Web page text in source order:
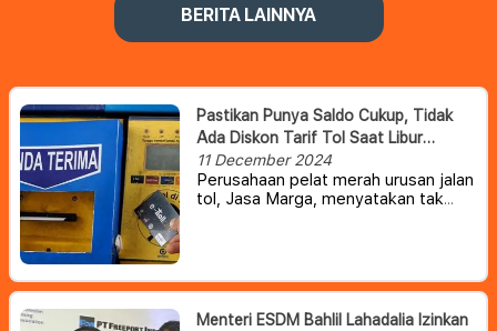
BERITA LAINNYA
Pastikan Punya Saldo Cukup, Tidak
Ada Diskon Tarif Tol Saat Libur
Nataru
11 December 2024
Perusahaan pelat merah urusan jalan
tol, Jasa Marga, menyatakan tak
tahun ini pastikan saldo kartu uang
elektronik cukup.
Menteri ESDM Bahlil Lahadalia Izinkan